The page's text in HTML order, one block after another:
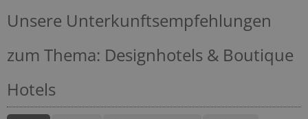
Unsere Unterkunftsempfehlungen
zum Thema: Designhotels & Boutique
Hotels